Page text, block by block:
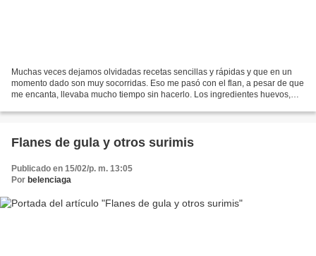
Muchas veces dejamos olvidadas recetas sencillas y rápidas y que en un
momento dado son muy socorridas. Eso me pasó con el flan, a pesar de que
me encanta, llevaba mucho tiempo sin hacerlo. Los ingredientes huevos,
Flanes de gula y otros surimis
Publicado en 15/02/p. m. 13:05
Por belenciaga